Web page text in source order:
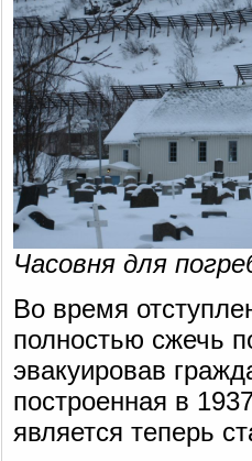
Часовня для
Во время
полностью сжечь
эвакуировав
построенная в
является теперь